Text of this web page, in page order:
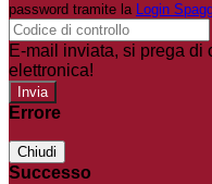
password tramite la Login
E-mail inviata, si prega di
elettronica!
Errore
Chiudi
Successo